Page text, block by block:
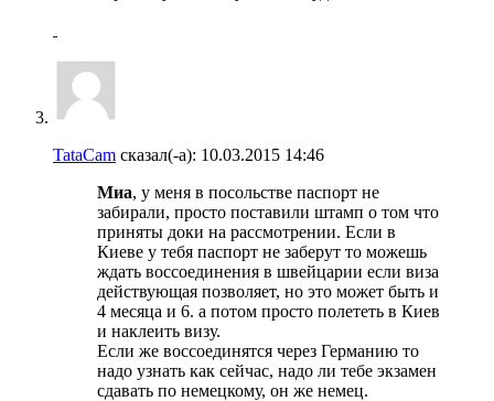
TataCam сказал(-а): 10.03.2015 14:46
Миа, у меня в посольстве паспорт не
забирали, просто поставили штамп о том что
приняты доки на рассмотрении. Если в
Киеве у тебя паспорт не заберут то можешь
ждать воссоединения в швейцарии если виза
действующая позволяет, но это может быть и
4 месяца и 6. а потом просто полететь в Киев
и наклеить визу.
Если же воссоединятся через Германию то
надо узнать как сейчас, надо ли тебе экзамен
сдавать по немецкому, он же немец.